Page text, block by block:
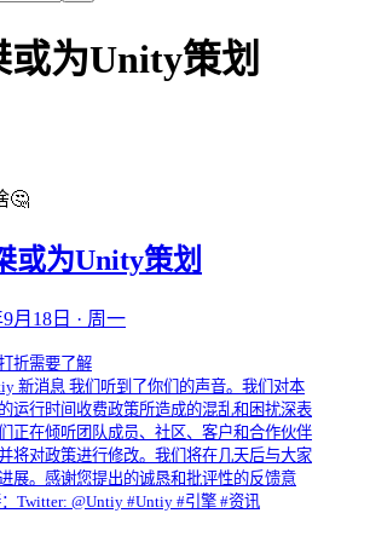
或为Unity策划
🤔
或为Unity策划
9月18日 · 周一
折需要了解
新消息 我们听到了你们的声音。我们对本
运行时间收费政策所造成的混乱和困扰深表
正在倾听团队成员、社区、客户和合作伙伴
将对政策进行修改。我们将在几天后与大家
展。感谢您提出的诚恳和批评性的反馈意
Twitter: @Untiy #Untiy #引擎 #资讯